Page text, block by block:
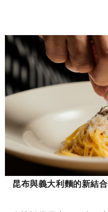
昆布與義大利麵的新結合